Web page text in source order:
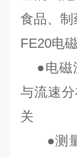
食品、
FE20电
●电
与流速
关
●测